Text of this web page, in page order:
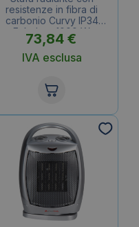
resistenze in fibra di
carbonio Curvy IP34
Fokolare 1000 W
73,84 €
IVA esclusa